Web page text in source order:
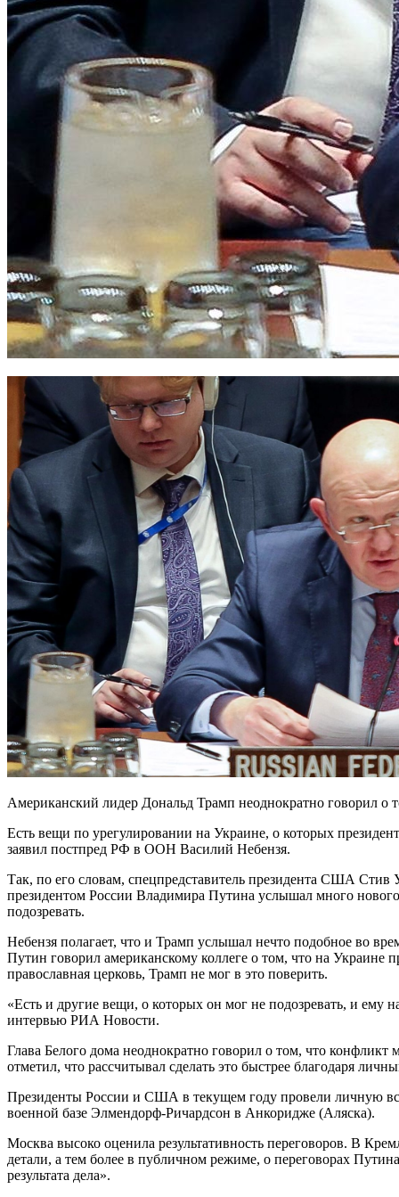
Американский лидер Дональд Трамп неоднократно говорил о
Есть вещи по урегулировании на Украине, о которых
заявил постпред РФ в ООН Василий Небензя.
Так, по его словам, спецпредставитель президента США Стив
президентом России Владимира Путина услышал много
подозревать.
Небензя полагает, что и Трамп услышал нечто подобное во
Путин говорил американскому коллеге о том, что на Украине
православная церковь, Трамп не мог в это поверить.
«Есть и другие вещи, о которых он мог не подозревать, и ему
интервью РИА Новости.
Глава Белого дома неоднократно говорил о том, что
отметил, что рассчитывал сделать это быстрее благодаря
Президенты России и США в текущем году провели личную
военной базе Элмендорф-Ричардсон в Анкоридже (Аляска).
Москва высоко оценила результативность переговоров. В
детали, а тем более в публичном режиме, о переговорах
результата дела».